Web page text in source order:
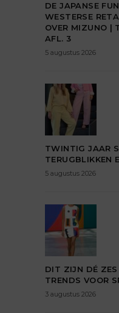
DE JAPANSE
WESTERSE
OVER MIZUNO |
AFL. 3
5 augustus 2026
TWINTIG JAAR
TERUGBLIKKEN
5 augustus 2026
DIT ZIJN DÉ
TRENDS VOOR
3 augustus 2026